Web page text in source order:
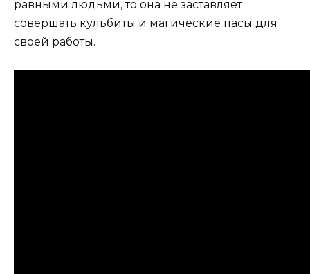
равными людьми, то она не заставляет
совершать кульбиты и магические пасы для
своей работы.